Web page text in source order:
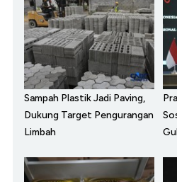
Sampah Plastik Jadi Paving,
Dukung Target Pengurangan
Limbah